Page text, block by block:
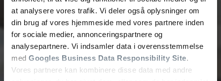
at analysere vores trafik. Vi deler også oplysninger om
din brug af vores hjemmeside med vores partnere inden
for sociale medier, annonceringspartnere og
analysepartnere. Vi indsamler data i overensstemmelse
med Googles Business Data Responsibility Site.
Vores partnere kan kombinere disse data med andre
Bliv kontaktet